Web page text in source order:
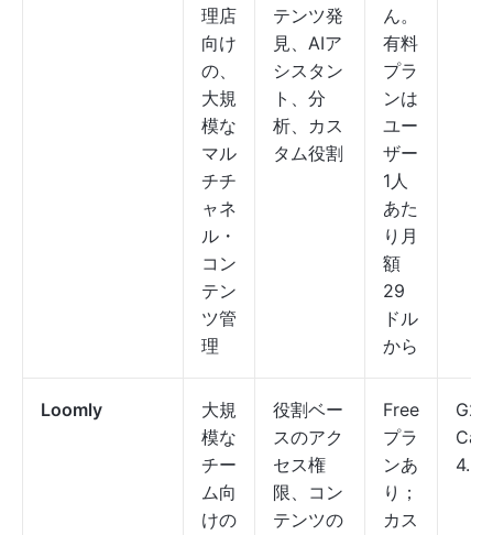
理店
向け
の、
大規
模な
マル
チチ
ャネ
ル・
コン
テン
ツ管
理
テンツ発
見、AIア
シスタン
ト、分
析、カス
タム役割
ん。
有料
プラ
ンは
ユー
ザー
1人
あた
り月
額
29
ドル
から
Loomly
大規
模な
チー
ム向
けの
役割ベー
スのアク
セス権
限、コン
テンツの
Free
プラ
ンあ
り；
カス
G2:
4.6/